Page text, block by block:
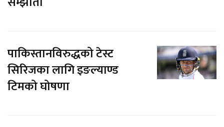
पाकिस्तानविरुद्धको टेस्ट
सिरिजका लागि इङल्याण्ड
टिमको घोषणा